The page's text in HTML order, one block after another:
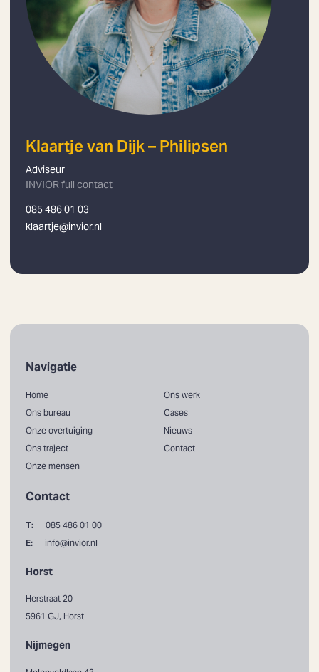
Klaartje van Dijk – Philipsen
Adviseur
INVIOR full contact
085 486 01 03
klaartje@invior.nl
Navigatie
Home
Ons bureau
Onze overtuiging
Ons traject
Onze mensen
Ons werk
Cases
Nieuws
Contact
Contact
T:
085 486 01 00
E:
info@invior.nl
Horst
Herstraat 20
5961 GJ, Horst
Nijmegen